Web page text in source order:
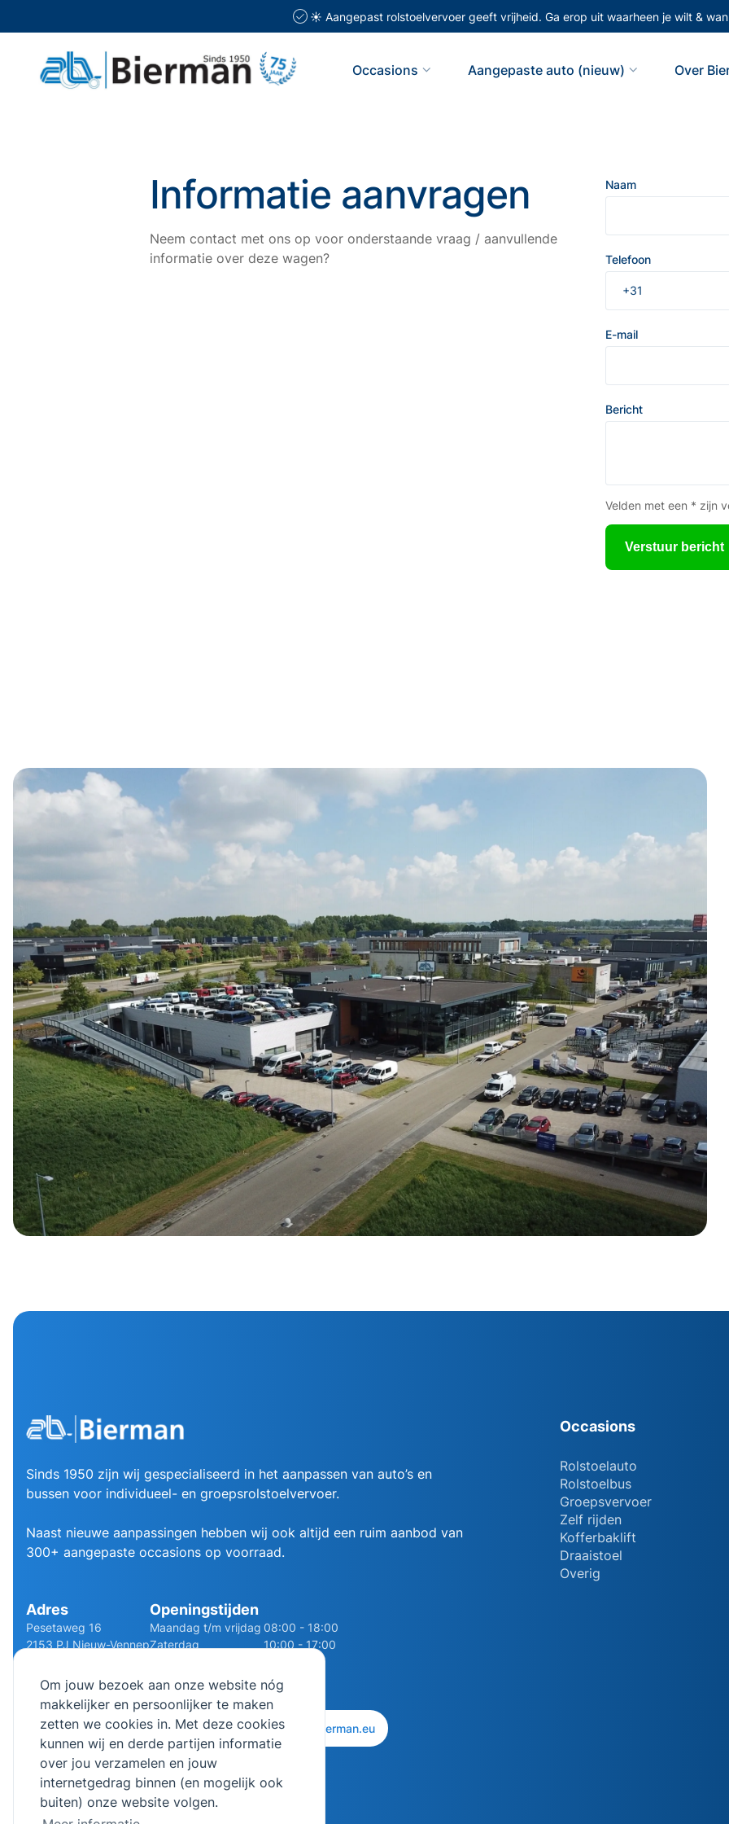
Om jouw bezoek aan onze website nóg
makkelijker en persoonlijker te maken
zetten we cookies in. Met deze cookies
kunnen wij en derde partijen informatie
over jou verzamelen en jouw
internetgedrag binnen (en mogelijk ook
buiten) onze website volgen.
☀️ Aangepast rolstoelvervoer geeft vrijheid. Ga erop uit waarheen je wilt &
Occasions Aangepaste auto (nieuw) Over
Informatie aanvragen
Neem contact met ons op voor onderstaande vraag / aanvullende
informatie over deze wagen?
Naam
Telefoon
E-mail
Bericht
Velden met een * zijn
Verstuur bericht
Sinds 1950 zijn wij gespecialiseerd in het aanpassen van auto’s en
bussen voor individueel- en groepsrolstoelvervoer.
Naast nieuwe aanpassingen hebben wij ook altijd een ruim aanbod van
300+ aangepaste occasions op voorraad.
Adres
Pesetaweg 16
2153 PJ Nieuw-Vennep
Openingstijden
Maandag t/m vrijdag 08:00 - 18:00
Zaterdag
10:00 - 17:00
Occasions
Rolstoelauto
Rolstoelbus
Groepsvervoer
Zelf rijden
Kofferbaklift
Draaistoel
Overig
0252 - 210611 06 - 13141322 info@bierman.eu